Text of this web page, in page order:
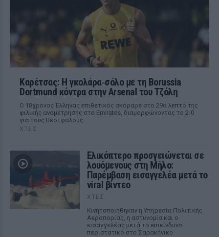
Καρέτσας: Η γκολάρα‑σόλο με τη Borussia
Dortmund κόντρα στην Arsenal του Τζόλη
Ο 18χρονος Έλληνας επιθετικός σκόραρε στο 29ο λεπτό της
φιλικής αναμέτρησης στο Emirates, διαμορφώνοντας το 2-0
για τους Βεστφαλούς.
ΧΤΕΣ
Ελικόπτερο προσγειώνεται σε
λουόμενους στη Μήλο:
Παρέμβαση εισαγγελέα μετά το
viral βίντεο
ΧΤΕΣ
Κινητοποιήθηκαν η Υπηρεσία Πολιτικής
Αεροπορίας, η αστυνομία και ο
εισαγγελέας μετά το επικίνδυνο
περιστατικό στο Σαρακήνικο